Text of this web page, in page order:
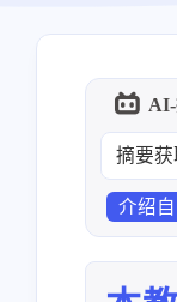
摘要
介绍